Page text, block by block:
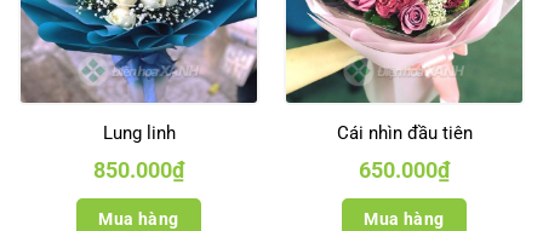
Lung linh
850.000₫
Mua hàng
Cái nhìn đầu tiên
650.000₫
Mua hàng